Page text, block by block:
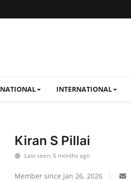
NATIONAL INTERNATIONAL
Kiran S Pillai
Last seen: 6 months ago
Member since Jan 26, 2026